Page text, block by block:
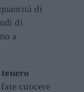
di
di
a
tenero
cuocere